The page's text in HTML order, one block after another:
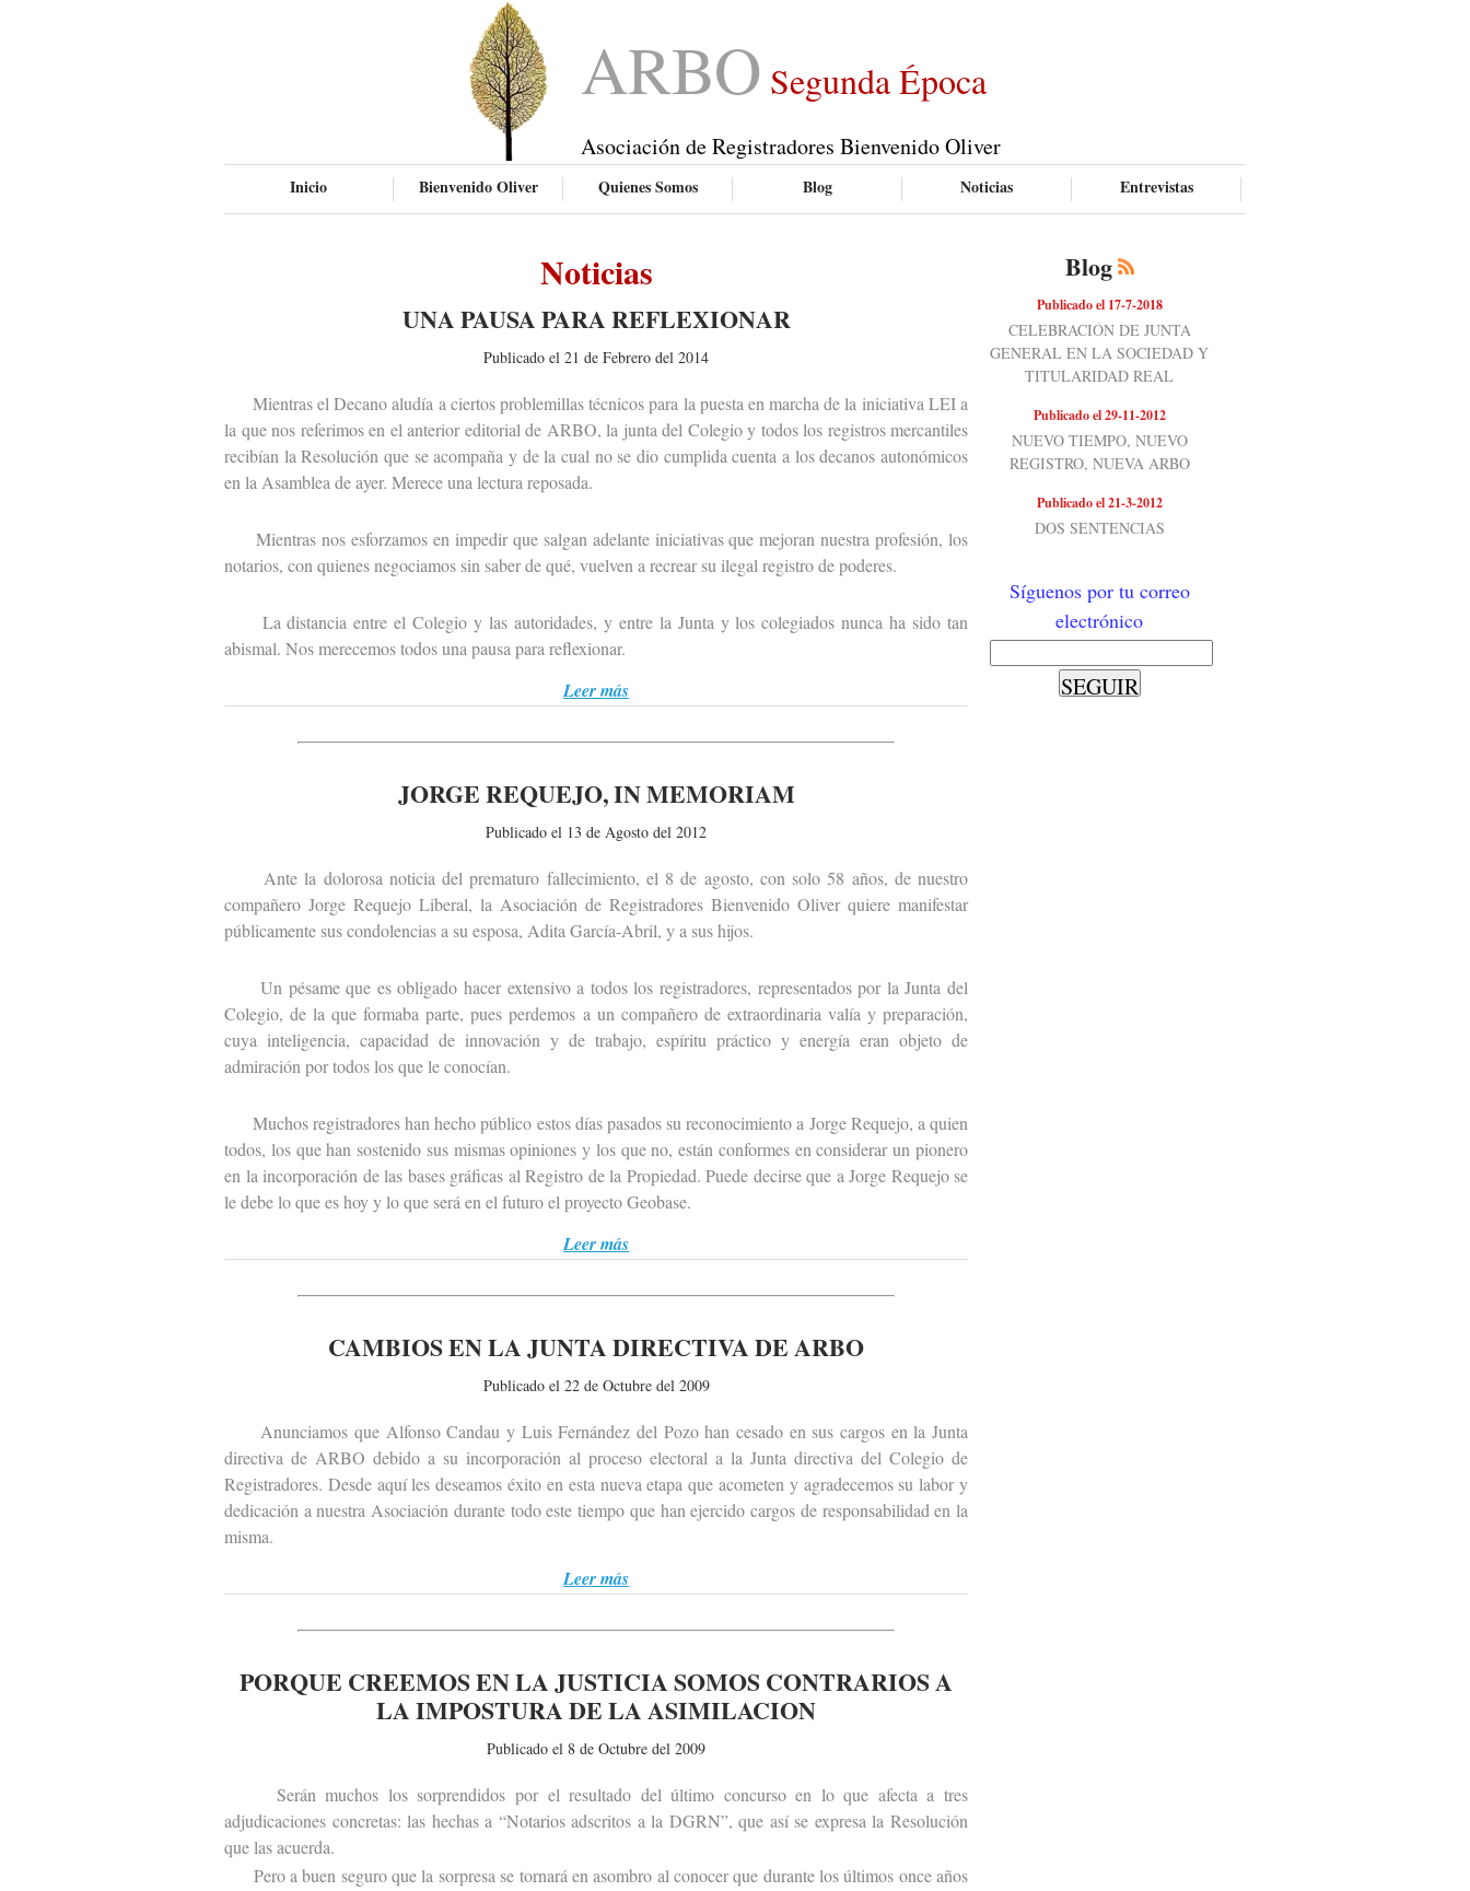
ARBO Segunda Época
Asociación de Registradores Bienvenido Oliver
Inicio Bienvenido Oliver Quienes Somos Blog Noticias Entrevistas
Noticias
UNA PAUSA PARA REFLEXIONAR
Publicado el 21 de Febrero del 2014
Mientras el Decano aludía a ciertos problemillas técnicos para la puesta en marcha de la iniciativa LEI a
la que nos referimos en el anterior editorial de ARBO, la junta del Colegio y todos los registros mercantiles
recibían la Resolución que se acompaña y de la cual no se dio cumplida cuenta a los decanos autonómicos
en la Asamblea de ayer. Merece una lectura reposada.
Mientras nos esforzamos en impedir que salgan adelante iniciativas que mejoran nuestra profesión, los
notarios, con quienes negociamos sin saber de qué, vuelven a recrear su ilegal registro de poderes.
La distancia entre el Colegio y las autoridades, y entre la Junta y los colegiados nunca ha sido tan
abismal. Nos merecemos todos una pausa para reflexionar.
Leer más
JORGE REQUEJO, IN MEMORIAM
Publicado el 13 de Agosto del 2012
Ante la dolorosa noticia del prematuro fallecimiento, el 8 de agosto, con solo 58 años, de nuestro
compañero Jorge Requejo Liberal, la Asociación de Registradores Bienvenido Oliver quiere manifestar
públicamente sus condolencias a su esposa, Adita García-Abril, y a sus hijos.
Un pésame que es obligado hacer extensivo a todos los registradores, representados por la Junta del
Colegio, de la que formaba parte, pues perdemos a un compañero de extraordinaria valía y preparación,
cuya inteligencia, capacidad de innovación y de trabajo, espíritu práctico y energía eran objeto de
admiración por todos los que le conocían.
Muchos registradores han hecho público estos días pasados su reconocimiento a Jorge Requejo, a quien
todos, los que han sostenido sus mismas opiniones y los que no, están conformes en considerar un pionero
en la incorporación de las bases gráficas al Registro de la Propiedad. Puede decirse que a Jorge Requejo se
le debe lo que es hoy y lo que será en el futuro el proyecto Geobase.
Leer más
CAMBIOS EN LA JUNTA DIRECTIVA DE ARBO
Publicado el 22 de Octubre del 2009
Anunciamos que Alfonso Candau y Luis Fernández del Pozo han cesado en sus cargos en la Junta
directiva de ARBO debido a su incorporación al proceso electoral a la Junta directiva del Colegio de
Registradores. Desde aquí les deseamos éxito en esta nueva etapa que acometen y agradecemos su labor y
dedicación a nuestra Asociación durante todo este tiempo que han ejercido cargos de responsabilidad en la
misma.
Leer más
PORQUE CREEMOS EN LA JUSTICIA SOMOS CONTRARIOS A
LA IMPOSTURA DE LA ASIMILACION
Publicado el 8 de Octubre del 2009
Serán muchos los sorprendidos por el resultado del último concurso en lo que afecta a tres
adjudicaciones concretas: las hechas a “Notarios adscritos a la DGRN”, que así se expresa la Resolución
que las acuerda.
Pero a buen seguro que la sorpresa se tornará en asombro al conocer que durante los últimos once años
Blog
Publicado el 17-7-2018
CELEBRACIÓN DE JUNTA
GENERAL EN LA SOCIEDAD Y
TITULARIDAD REAL
Publicado el 29-11-2012
NUEVO TIEMPO, NUEVO
REGISTRO, NUEVA ARBO
Publicado el 21-3-2012
DOS SENTENCIAS
Síguenos por tu correo
electrónico